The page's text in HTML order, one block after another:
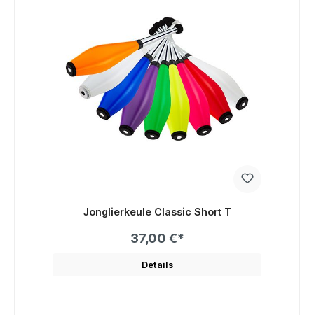
Jonglierkeule Classic Short T
37,00 €*
Details